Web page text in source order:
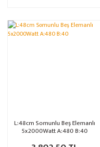
L:48cm Somunlu Beş Elemanlı
5x2000Watt A:480 B:40